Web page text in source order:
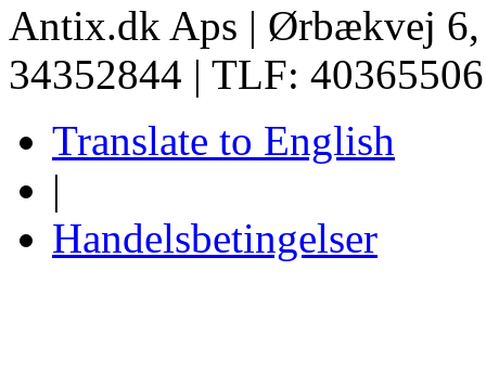
Antix.dk Aps | Ørbækvej
34352844 | TLF:
Translate to English
|
Handelsbetingelser